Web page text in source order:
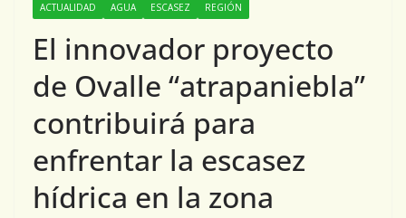
ACTUALIDAD AGUA ESCASEZ REGIÓN
El innovador proyecto
de Ovalle “atrapaniebla”
contribuirá para
enfrentar la escasez
hídrica en la zona